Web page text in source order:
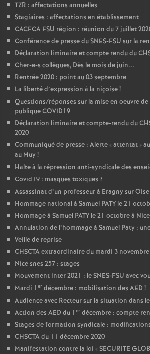
TZR : affectations annuelles
Stagiaires : affectations en établissement
CACFCA FSU région : réunion du 7 juillet
Conférence de presse du SNES-FSU sur la
Déclaration liminaire et compte rendu du
Cher-e-s collègues, Dès le mois de juin...
Rentrée 2020 : point au 03 septembre
La liberté d’expression à la niçoise!
Questions/réponses sur la mise en oeuvre
publique COVID19
Déclaration liminaire et compte-rendu du
2020
Communiqué de presse : Alerte «attentat»
au Muy !
Halte à la répression anti-syndicale des
Covid19 : masques toxiques ?
Assassinat d’un professeur à Eragny sur
Hommage national à Samuel PATY le 21
Hommage à Samuel PATY le 21 octobre à Nice
Annulation de l’hommage à Samuel Paty :
Veille de reprise
CHSCTA extraordinaire du mardi 3 novembre
Nice snes 257 : stages
Mouvement inter 2021 : le SNES-FSU avec
Mardi 1 er décembre : mobilisation des AED !
Audience avec Recteur sur la situation dans
Action des AED du 1 er décembre : compte
Stages de formation syndicale :
CHSCTA du 11 décembre 2020
Manifestation contre la loi «SECURITE